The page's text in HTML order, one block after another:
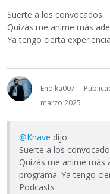
Suerte a los convocados.
Quizás me anime más
Ya tengo cierta
Endika007
marzo 2025
@Knave dijo:
Suerte a los
Quizás me anime más
programa. Ya tengo
Podcasts